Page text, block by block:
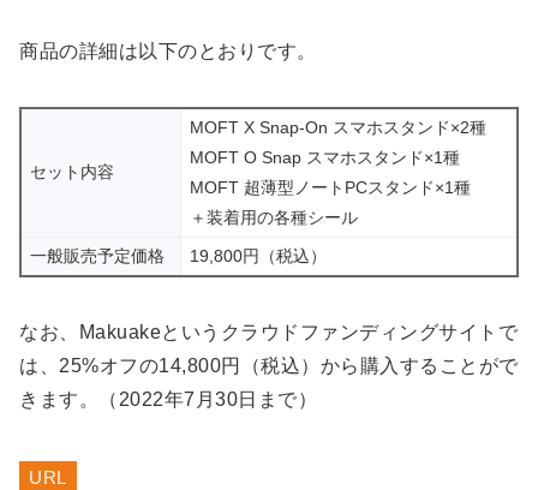
商品の詳細は以下のとおりです。
セット内容
MOFT X Snap-On スマホスタンド×2種
MOFT O Snap スマホスタンド×1種
MOFT 超薄型ノートPCスタンド×1種
＋装着用の各種シール
一般販売予定価格
19,800円（税込）
なお、Makuakeというクラウドファンディングサイトで
は、25%オフの14,800円（税込）から購入することがで
きます。（2022年7月30日まで）
URL